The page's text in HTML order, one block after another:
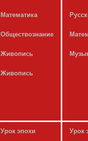
Математика
Обществознание
Живопись
Живопись
Урок эпохи Урок